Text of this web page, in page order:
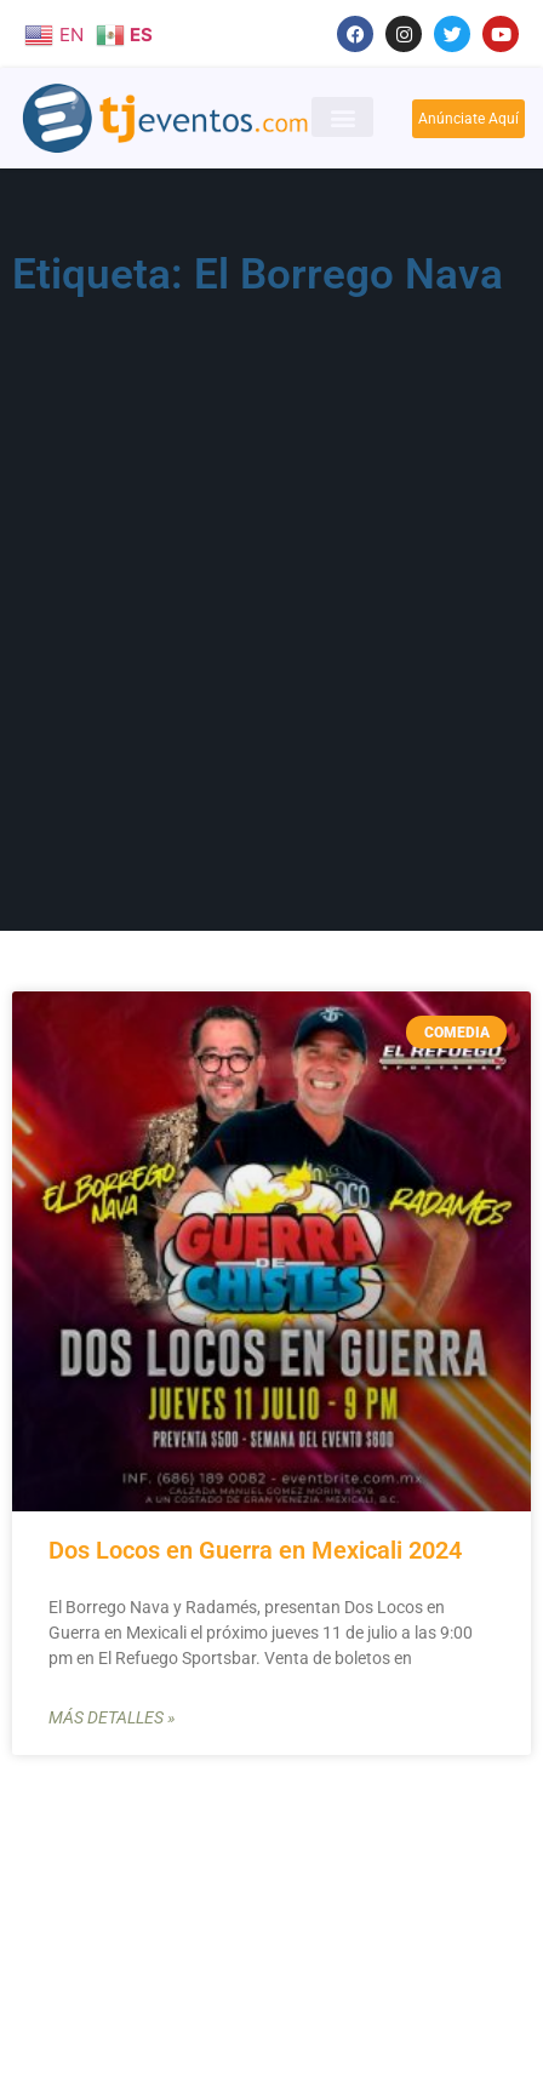
EN ES
Anúnciate Aquí
Etiqueta: El Borrego Nava
COMEDIA
Dos Locos en Guerra en Mexicali 2024
El Borrego Nava y Radamés, presentan Dos Locos en
Guerra en Mexicali el próximo jueves 11 de julio a las 9:00
pm en El Refuego Sportsbar. Venta de boletos en
MÁS DETALLES »